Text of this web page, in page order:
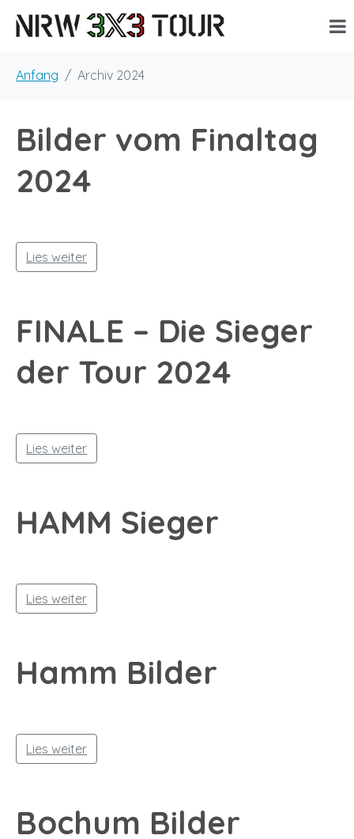
Anfang Archiv 2024
Bilder vom Finaltag
2024
Lies weiter
FINALE – Die Sieger
der Tour 2024
Lies weiter
HAMM Sieger
Lies weiter
Hamm Bilder
Lies weiter
Bochum Bilder